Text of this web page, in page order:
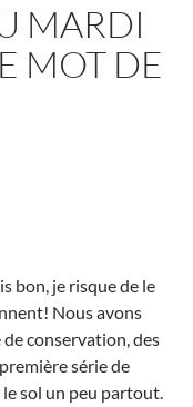
MARDI
MOT DE
bon, je risque de le
Nous avons
de conservation, des
série de
sol un peu partout.